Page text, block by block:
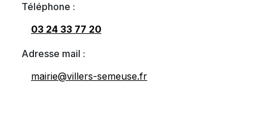
Téléphone :
03 24 33 77 20
Adresse mail :
mairie@villers-semeuse.fr